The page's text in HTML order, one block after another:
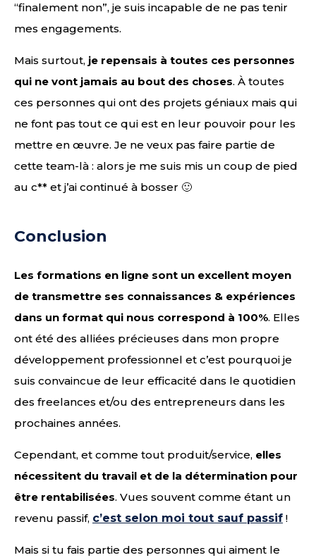
“finalement non”, je suis incapable de ne pas tenir
mes engagements.
Mais surtout, je repensais à toutes ces personnes
qui ne vont jamais au bout des choses. À toutes
ces personnes qui ont des projets géniaux mais qui
ne font pas tout ce qui est en leur pouvoir pour les
mettre en œuvre. Je ne veux pas faire partie de
cette team-là : alors je me suis mis un coup de pied
au c** et j’ai continué à bosser 🙂
Conclusion
Les formations en ligne sont un excellent moyen
de transmettre ses connaissances & expériences
dans un format qui nous correspond à 100%. Elles
ont été des alliées précieuses dans mon propre
développement professionnel et c’est pourquoi je
suis convaincue de leur efficacité dans le quotidien
des freelances et/ou des entrepreneurs dans les
prochaines années.
Cependant, et comme tout produit/service, elles
nécessitent du travail et de la détermination pour
être rentabilisées. Vues souvent comme étant un
revenu passif, c’est selon moi tout sauf passif !
Mais si tu fais partie des personnes qui aiment le